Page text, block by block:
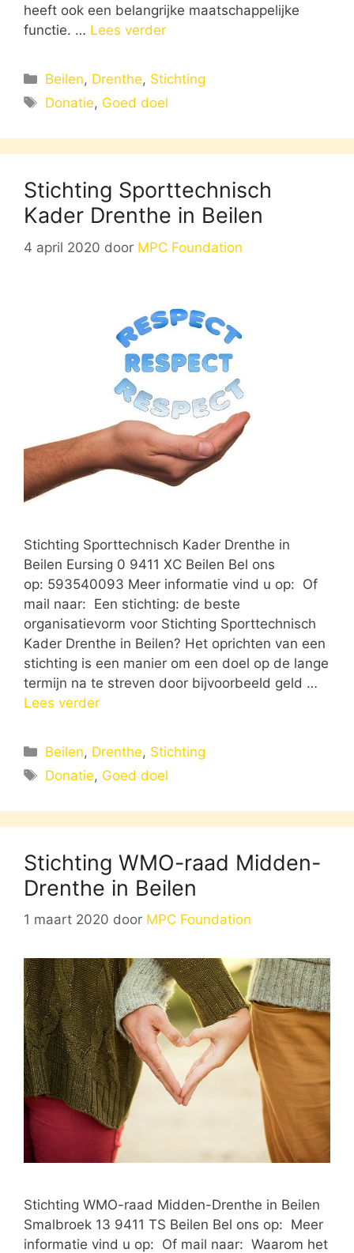
heeft ook een belangrijke maatschappelijke
functie. … Lees verder
Categorieën
Beilen, Drenthe, Stichting
Tags
Donatie, Goed doel
Stichting Sporttechnisch
Kader Drenthe in Beilen
4 april 2020 door MPC Foundation
Stichting Sporttechnisch Kader Drenthe in
Beilen Eursing 0 9411 XC Beilen Bel ons
op: 593540093 Meer informatie vind u op: Of
mail naar: Een stichting: de beste
organisatievorm voor Stichting Sporttechnisch
Kader Drenthe in Beilen? Het oprichten van een
stichting is een manier om een doel op de lange
termijn na te streven door bijvoorbeeld geld …
Lees verder
Categorieën
Beilen, Drenthe, Stichting
Tags
Donatie, Goed doel
Stichting WMO-raad Midden-
Drenthe in Beilen
1 maart 2020 door MPC Foundation
Stichting WMO-raad Midden-Drenthe in Beilen
Smalbroek 13 9411 TS Beilen Bel ons op: Meer
informatie vind u op: Of mail naar: Waarom het